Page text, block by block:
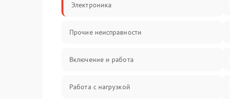
Электроника
Прочие неисправности
Включение и работа
Работа с нагрузкой